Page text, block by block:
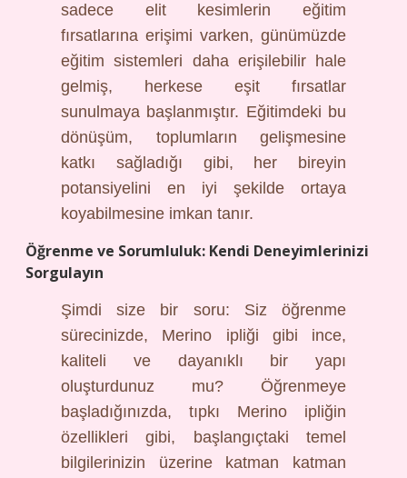
sadece elit kesimlerin eğitim
fırsatlarına erişimi varken, günümüzde
eğitim sistemleri daha erişilebilir hale
gelmiş, herkese eşit fırsatlar
sunulmaya başlanmıştır. Eğitimdeki bu
dönüşüm, toplumların gelişmesine
katkı sağladığı gibi, her bireyin
potansiyelini en iyi şekilde ortaya
koyabilmesine imkan tanır.
Öğrenme ve Sorumluluk: Kendi Deneyimlerinizi
Sorgulayın
Şimdi size bir soru: Siz öğrenme
sürecinizde, Merino ipliği gibi ince,
kaliteli ve dayanıklı bir yapı
oluşturdunuz mu? Öğrenmeye
başladığınızda, tıpkı Merino ipliğin
özellikleri gibi, başlangıçtaki temel
bilgilerinizin üzerine katman katman